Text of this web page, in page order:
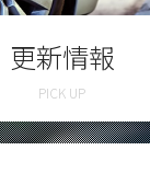
更新情報